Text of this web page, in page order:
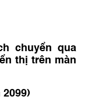
chuyển qua
thị trên màn